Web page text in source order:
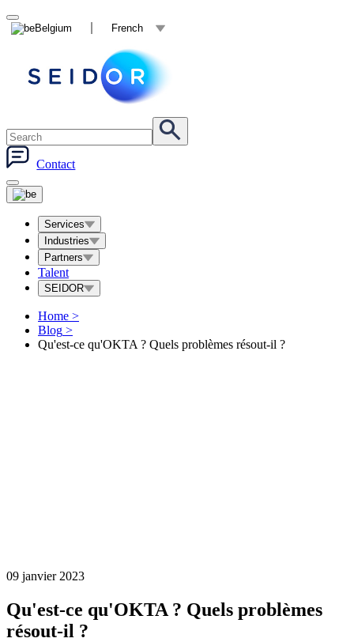
Belgium French
Contact
Services
Industries
Partners
Talent
SEIDOR
Home >
Blog >
Qu'est-ce qu'OKTA ? Quels problèmes résout-il ?
09 janvier 2023
Qu'est-ce qu'OKTA ? Quels problèmes
résout-il ?